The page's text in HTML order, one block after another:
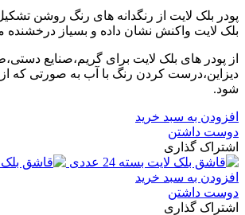
پودر بلک لایت از رنگدانه های رنگ روشن
بلک لایت واکنش نشان داده و بسیاز درخشنده
از پودر های بلک لایت برای گریم،صنایع
دیزاین،درست کردن رنگ با آب به صورتی که
شود.
افزودن به سبد خرید
دوست داشتن
اشتراک گذاری
افزودن به سبد خرید
دوست داشتن
اشتراک گذاری